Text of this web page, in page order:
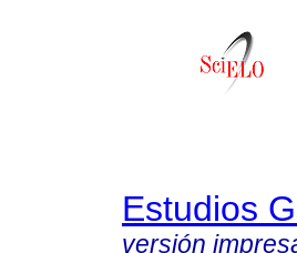
Estudios
versión